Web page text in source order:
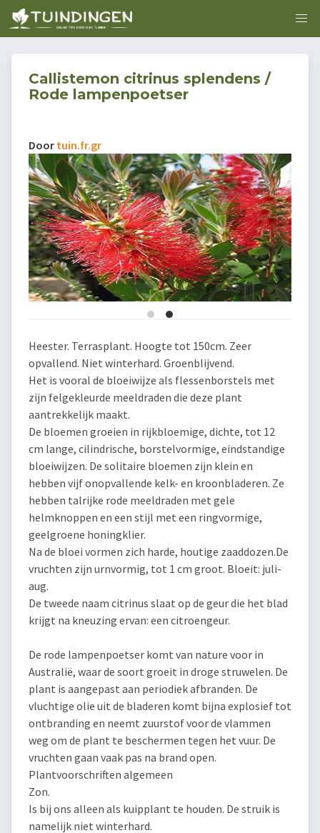
Callistemon citrinus splendens /
Rode lampenpoetser
Door tuin.fr.gr
Heester. Terrasplant. Hoogte tot 150cm. Zeer
opvallend. Niet winterhard. Groenblijvend.
Het is vooral de bloeiwijze als flessenborstels met
zijn felgekleurde meeldraden die deze plant
aantrekkelijk maakt.
De bloemen groeien in rijkbloemige, dichte, tot 12
cm lange, cilindrische, borstelvormige, eindstandige
bloeiwijzen. De solitaire bloemen zijn klein en
hebben vijf onopvallende kelk- en kroonbladeren. Ze
hebben talrijke rode meeldraden met gele
helmknoppen en een stijl met een ringvormige,
geelgroene honingklier.
Na de bloei vormen zich harde, houtige zaaddozen.De
vruchten zijn urnvormig, tot 1 cm groot. Bloeit: juli-
aug.
De tweede naam citrinus slaat op de geur die het blad
krijgt na kneuzing ervan: een citroengeur.
De rode lampenpoetser komt van nature voor in
Australië, waar de soort groeit in droge struwelen. De
plant is aangepast aan periodiek afbranden. De
vluchtige olie uit de bladeren komt bijna explosief tot
ontbranding en neemt zuurstof voor de vlammen
weg om de plant te beschermen tegen het vuur. De
vruchten gaan vaak pas na brand open.
Plantvoorschriften algemeen
Zon.
Is bij ons alleen als kuipplant te houden. De struik is
namelijk niet winterhard.